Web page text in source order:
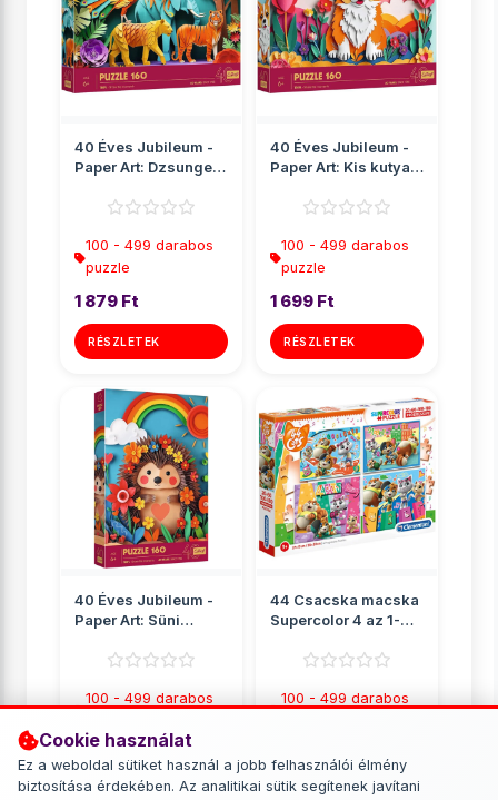
Cookie használat
Ez a weboldal sütiket használ a jobb felhasználói élmény
biztosítása érdekében. Az analitikai sütik segítenek javítani
40 Éves Jubileum -
Paper Art: Dzsungel
100 - 499 darabos
puzzle
1 879 Ft
RÉSZLETEK
40 Éves Jubileum -
Paper Art: Kis kutya
100 - 499 darabos
puzzle
1 699 Ft
RÉSZLETEK
40 Éves Jubileum -
Paper Art: Süni
Trefl
100 - 499 darabos
1 699 Ft
RÉSZLETEK
44 Csacska macska
Supercolor 4 az 1-
Clementoni
100 - 499 darabos
2 549 Ft
RÉSZLETEK